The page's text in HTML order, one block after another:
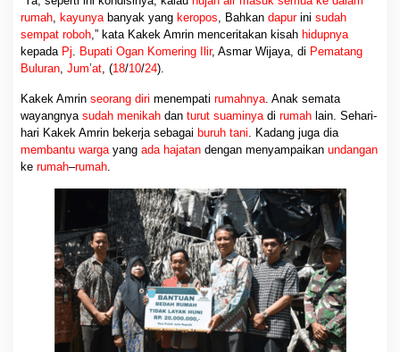
rumah,kayunyabanyak yangkeropos, Bahkandapurinisudah
sempat roboh,” kata Kakek Amrin menceritakan kisahhidupnya
kepadaPj .Bupati Ogan Komering Ilir, Asmar Wijaya, diPematang
Buluran, Jum’at, (18/10/24 ).
sudah menikahdanturut suaminyadirumah
lain.
Sehari-hari Kakek Amrin bekerja sebagai
buruh tani. Kadang juga
membantu wargayangada hajatandengan menyampaikan
undangankerumah –rumah.